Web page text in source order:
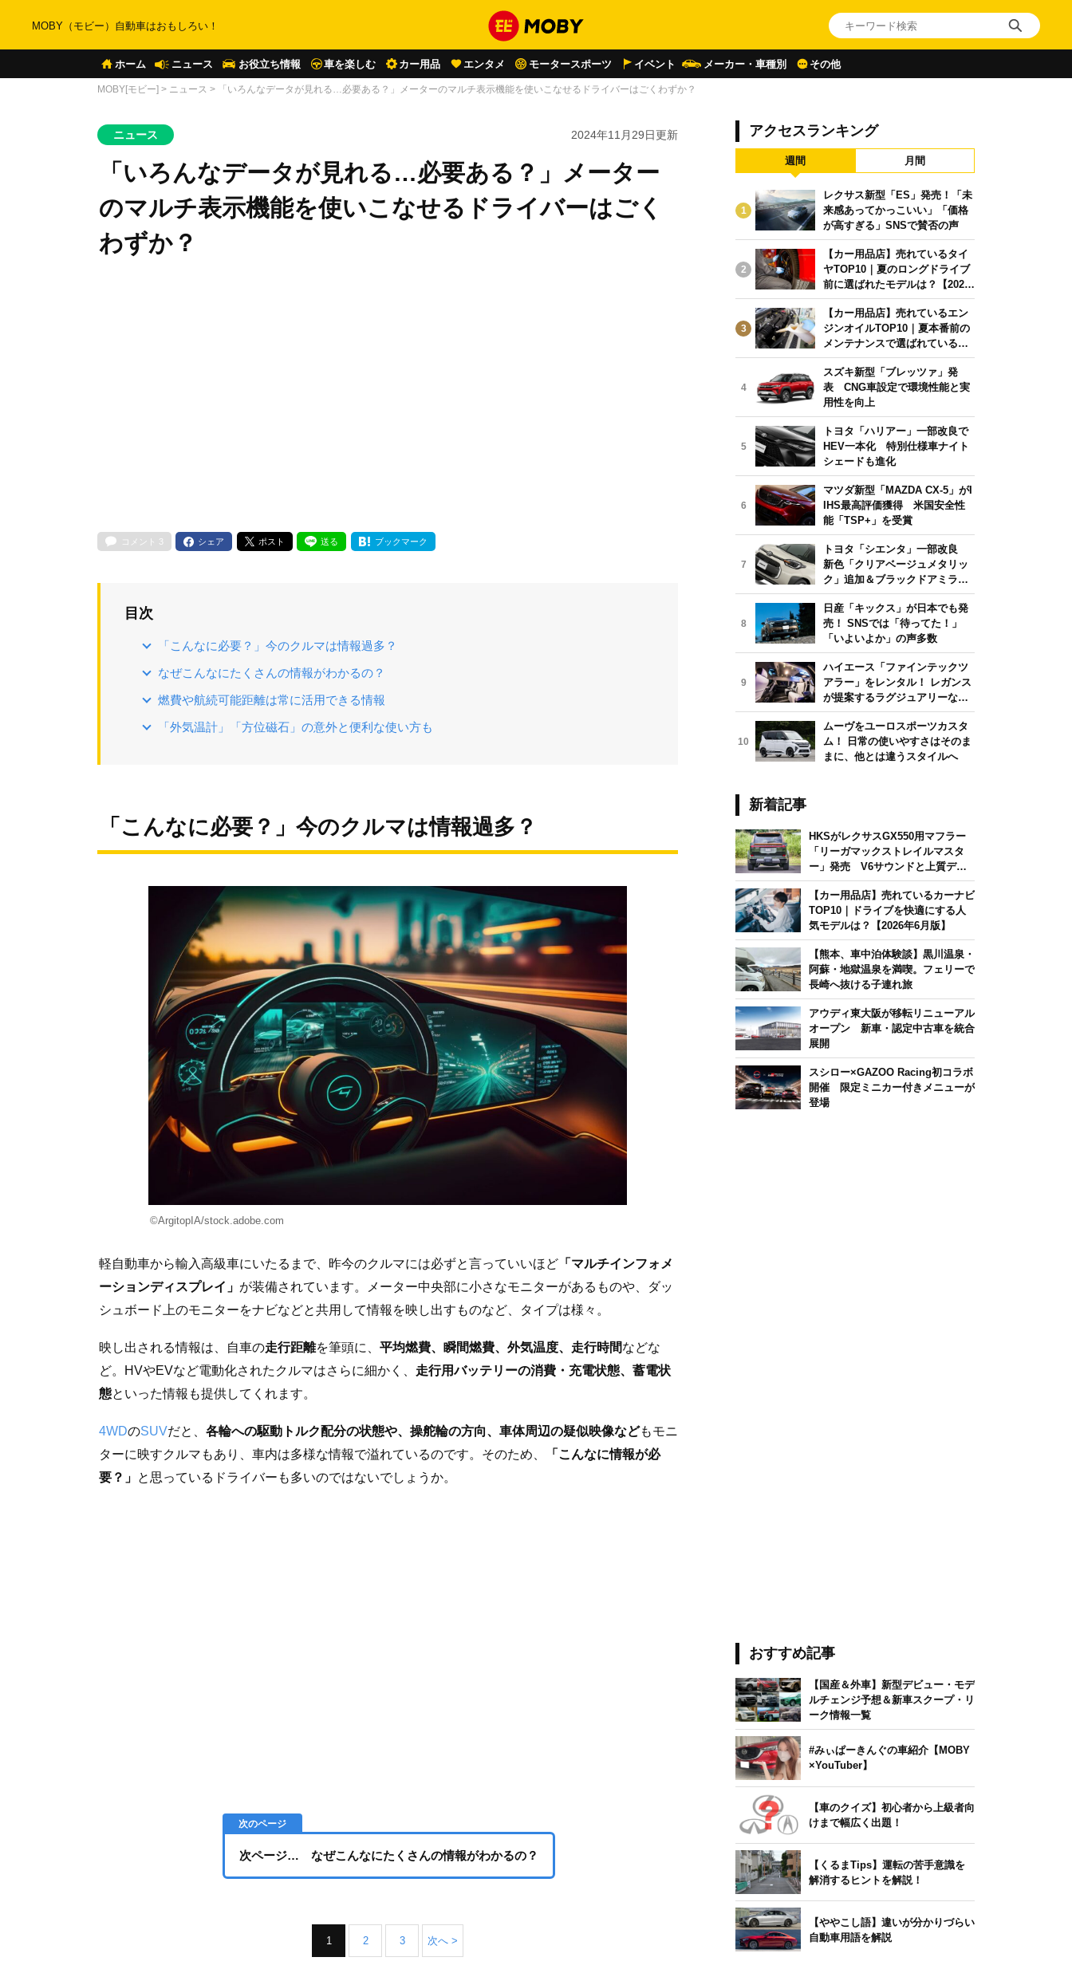
MOBY（モビー）自動車はおもしろい！
ホーム ニュース お役立ち情報 車を楽しむ カー用品 エンタメ モータースポーツ イベント メーカー・車種別 その他
MOBY[モビー] > ニュース > 「いろんなデータが見れる…必要ある？」メーターのマルチ表示機能を使いこなせるドライバーはごくわずか？
ニュース 2024年11月29日更新
「いろんなデータが見れる…必要ある？」メーター
のマルチ表示機能を使いこなせるドライバーはごく
わずか？
コメント 3 シェア ポスト 送る ブックマーク
目次
「こんなに必要？」今のクルマは情報過多？
なぜこんなにたくさんの情報がわかるの？
燃費や航続可能距離は常に活用できる情報
「外気温計」「方位磁石」の意外と便利な使い方も
「こんなに必要？」今のクルマは情報過多？
©ArgitopIA/stock.adobe.com
軽自動車から輸入高級車にいたるまで、昨今のクルマには必ずと言っていいほど 「マルチインフォメ
ーションディスプレイ」 が装備されています。メーター中央部に小さなモニターがあるものや、ダッ
シュボード上のモニターをナビなどと共用して情報を映し出すものなど、タイプは様々。
映し出される情報は、自車の走行距離を筆頭に、 平均燃費、瞬間燃費、外気温度、走行時間などな
ど。HVやEVなど電動化されたクルマはさらに細かく、 走行用バッテリーの消費・充電状態、蓄電状
態といった情報も提供してくれます。
4WDのSUVだと、 各輪への駆動トルク配分の状態や、操舵輪の方向、車体周辺の疑似映像などもモニ
ターに映すクルマもあり、車内は多様な情報で溢れているのです。そのため、
「こんなに情報が必
要？」 と思っているドライバーも多いのではないでしょうか。
次ページ… なぜこんなにたくさんの情報がわかるの？
1 2 3 次へ >
アクセスランキング
週間 月間
1
レクサス新型「ES」発売！「未
来感あってかっこいい」「価格
が高すぎる」SNSで賛否の声
2
【カー用品店】売れているタイ
ヤTOP10｜夏のロングドライブ
前に選ばれたモデルは？【2026
年6月版】
3
【カー用品店】売れているエン
ジンオイルTOP10｜夏本番前の
メンテナンスで選ばれている人
気モデルは？【2026年6月版】
4
スズキ新型「ブレッツァ」発
表 CNG車設定で環境性能と実
用性を向上
5
トヨタ「ハリアー」一部改良で
HEV一本化 特別仕様車ナイト
シェードも進化
6
マツダ新型「MAZDA CX-5」がI
IHS最高評価獲得 米国安全性
能「TSP+」を受賞
7
トヨタ「シエンタ」一部改良
新色「クリアベージュメタリッ
ク」追加＆ブラックドアミラー
採用
8
日産「キックス」が日本でも発
売！ SNSでは「待ってた！」
「いよいよか」の声多数
9
ハイエース「ファインテックツ
アラー」をレンタル！ レガンス
が提案するラグジュアリーな移
動体験
10
ムーヴをユーロスポーツカスタ
ム！ 日常の使いやすさはそのま
まに、他とは違うスタイルへ
新着記事
HKSがレクサスGX550用マフラー
「リーガマックストレイルマスタ
ー」発売 V6サウンドと上質デザ
インを両立
【カー用品店】売れているカーナビ
TOP10｜ドライブを快適にする人
気モデルは？【2026年6月版】
【熊本、車中泊体験談】黒川温泉・
阿蘇・地獄温泉を満喫。フェリーで
長崎へ抜ける子連れ旅
アウディ東大阪が移転リニューアル
オープン 新車・認定中古車を統合
展開
スシロー×GAZOO Racing初コラボ
開催 限定ミニカー付きメニューが
登場
おすすめ記事
【国産＆外車】新型デビュー・モデ
ルチェンジ予想＆新車スクープ・リ
ーク情報一覧
#みぃぱーきんぐの車紹介【MOBY
×YouTuber】
【車のクイズ】初心者から上級者向
けまで幅広く出題！
【くるまTips】運転の苦手意識を
解消するヒントを解説！
【ややこし語】違いが分かりづらい
自動車用語を解説